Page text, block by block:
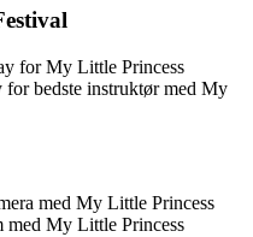
for My Little Princess
bedste instruktør med My
med My Little Princess
med My Little Princess